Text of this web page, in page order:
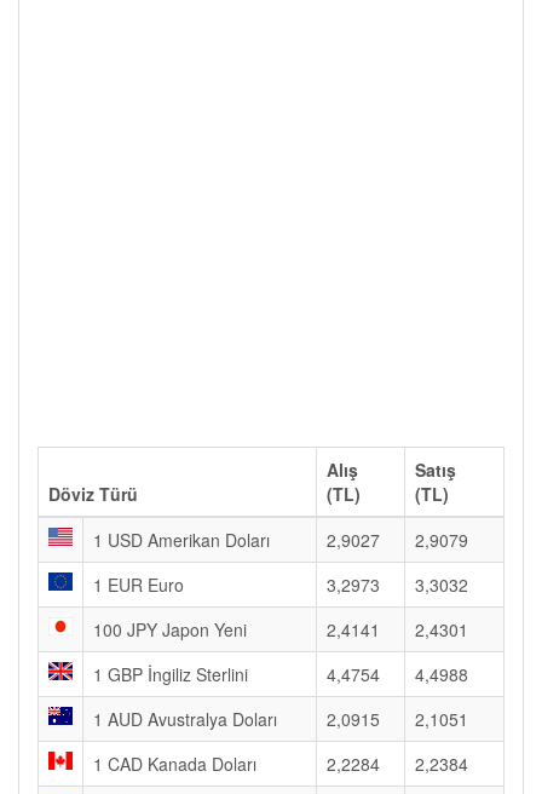
Döviz Türü
Alış
(TL)
Satış
(TL)
1 USD Amerikan Doları
2,9027
2,9079
1 EUR Euro
3,2973
3,3032
100 JPY Japon Yeni
2,4141
2,4301
1 GBP İngiliz Sterlini
4,4754
4,4988
1 AUD Avustralya Doları
2,0915
2,1051
1 CAD Kanada Doları
2,2284
2,2384